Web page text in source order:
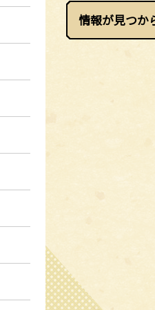
情報が見つか